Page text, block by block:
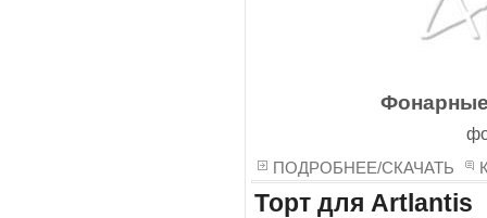
ПОДРОБНЕЕ/СКАЧАТЬ
Торт для Artlantis